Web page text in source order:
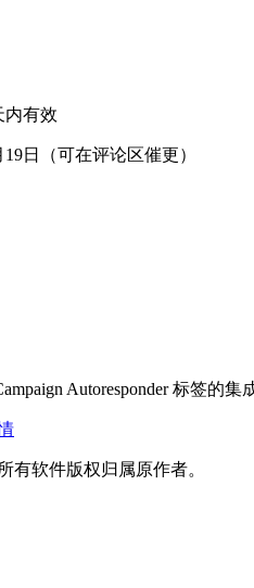
内有效
日（可在评论区催更）
Autoresponder 标签的集
有软件版权归属原作者。